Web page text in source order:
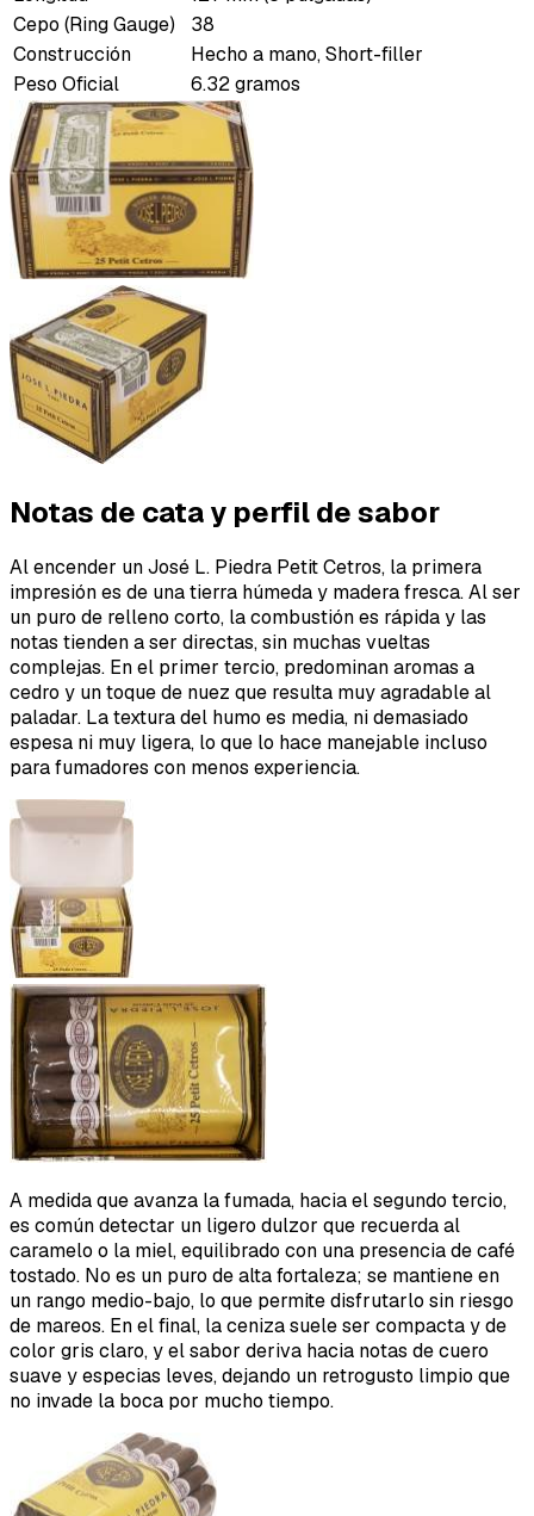
Cepo (Ring Gauge)
38
Construcción
Hecho a mano, Short-filler
Peso Oficial
6.32 gramos
Notas de cata y perfil de sabor
Al encender un José L. Piedra Petit Cetros, la primera
impresión es de una tierra húmeda y madera fresca. Al ser
un puro de relleno corto, la combustión es rápida y las
notas tienden a ser directas, sin muchas vueltas
complejas. En el primer tercio, predominan aromas a
cedro y un toque de nuez que resulta muy agradable al
paladar. La textura del humo es media, ni demasiado
espesa ni muy ligera, lo que lo hace manejable incluso
para fumadores con menos experiencia.
A medida que avanza la fumada, hacia el segundo tercio,
es común detectar un ligero dulzor que recuerda al
caramelo o la miel, equilibrado con una presencia de café
tostado. No es un puro de alta fortaleza; se mantiene en
un rango medio-bajo, lo que permite disfrutarlo sin riesgo
de mareos. En el final, la ceniza suele ser compacta y de
color gris claro, y el sabor deriva hacia notas de cuero
suave y especias leves, dejando un retrogusto limpio que
no invade la boca por mucho tiempo.